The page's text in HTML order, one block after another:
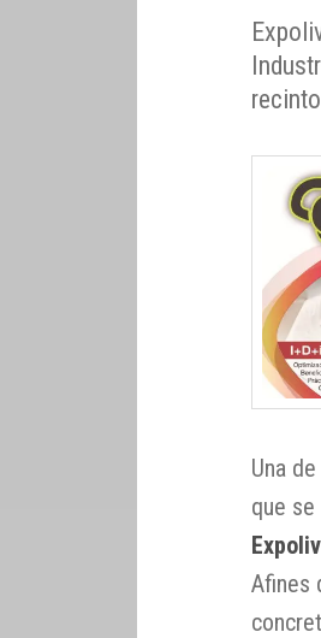
Una
que
Afines